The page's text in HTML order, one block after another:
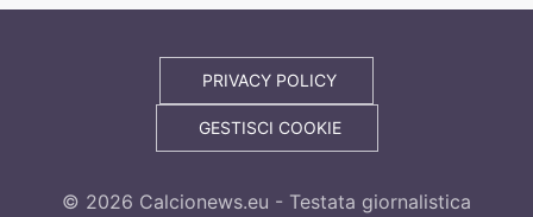
PRIVACY POLICY
GESTISCI COOKIE
© 2026 Calcionews.eu - Testata giornalistica